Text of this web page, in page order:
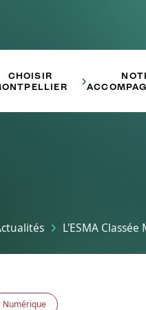
CHOISIR
L'ESMA
Numérique